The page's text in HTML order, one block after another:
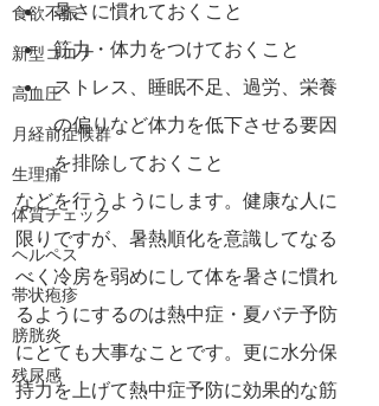
食欲不振
新型コロナ
高血圧
月経前症候群
生理痛
体質チェック
ヘルペス
帯状疱疹
膀胱炎
残尿感
暑さに慣れておくこと
筋力・体力をつけておくこと
ストレス、睡眠不足、過労、栄養
の偏りなど体力を低下させる要因
を排除しておくこと
などを行うようにします。健康な人に
限りですが、暑熱順化を意識してなる
べく冷房を弱めにして体を暑さに慣れ
るようにするのは熱中症・夏バテ予防
にとても大事なことです。更に水分保
持力を上げて熱中症予防に効果的な筋